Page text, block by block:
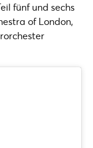
fünf und sechs
of London,